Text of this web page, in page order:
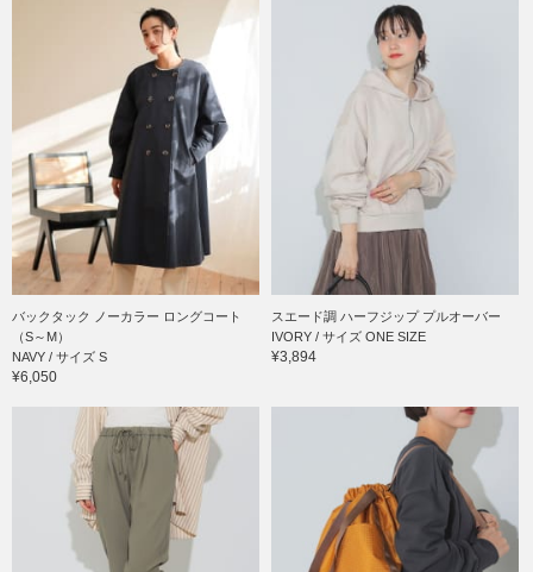
バックタック ノーカラー ロングコート
（S～M）
NAVY / サイズ S
¥6,050
スエード調 ハーフジップ プルオーバー
IVORY / サイズ ONE SIZE
¥3,894